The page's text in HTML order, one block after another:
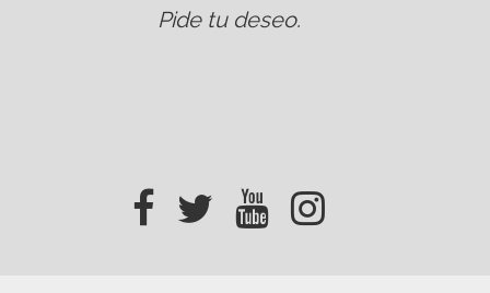
Pide tu deseo.